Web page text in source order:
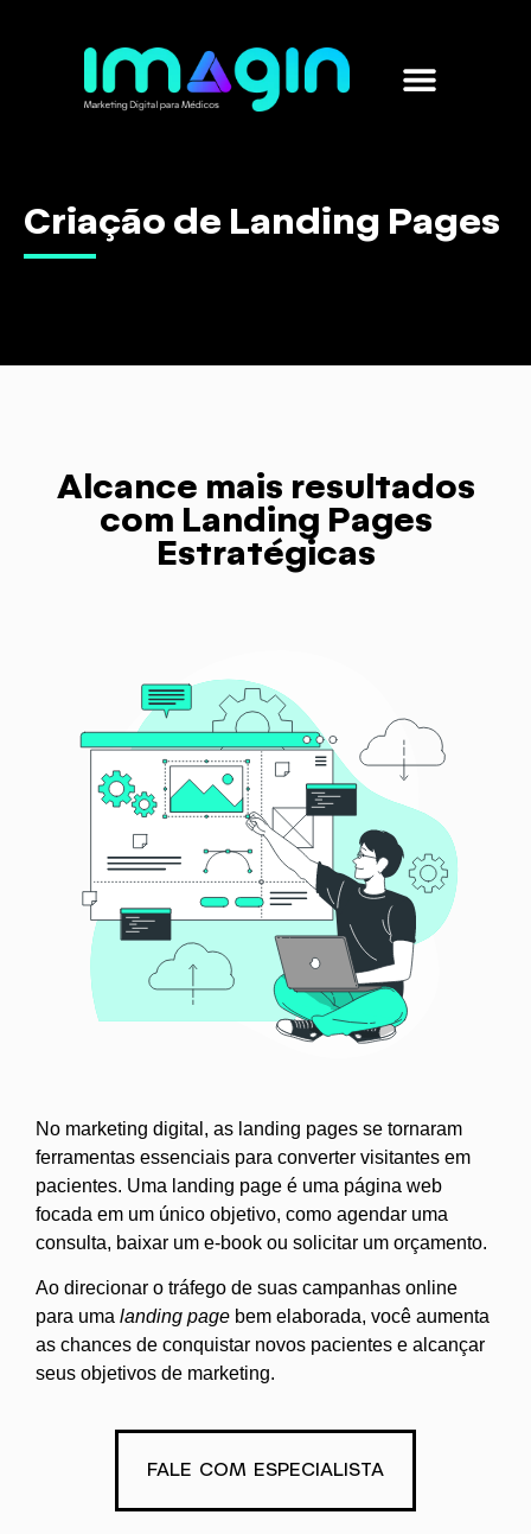
Criação de Landing Pages
Alcance mais resultados
com Landing Pages
Estratégicas
No marketing digital, as landing pages se tornaram
ferramentas essenciais para converter visitantes em
pacientes. Uma landing page é uma página web
focada em um único objetivo, como agendar uma
consulta, baixar um e-book ou solicitar um orçamento.
Ao direcionar o tráfego de suas campanhas online
para uma landing page bem elaborada, você aumenta
as chances de conquistar novos pacientes e alcançar
seus objetivos de marketing.
FALE COM ESPECIALISTA